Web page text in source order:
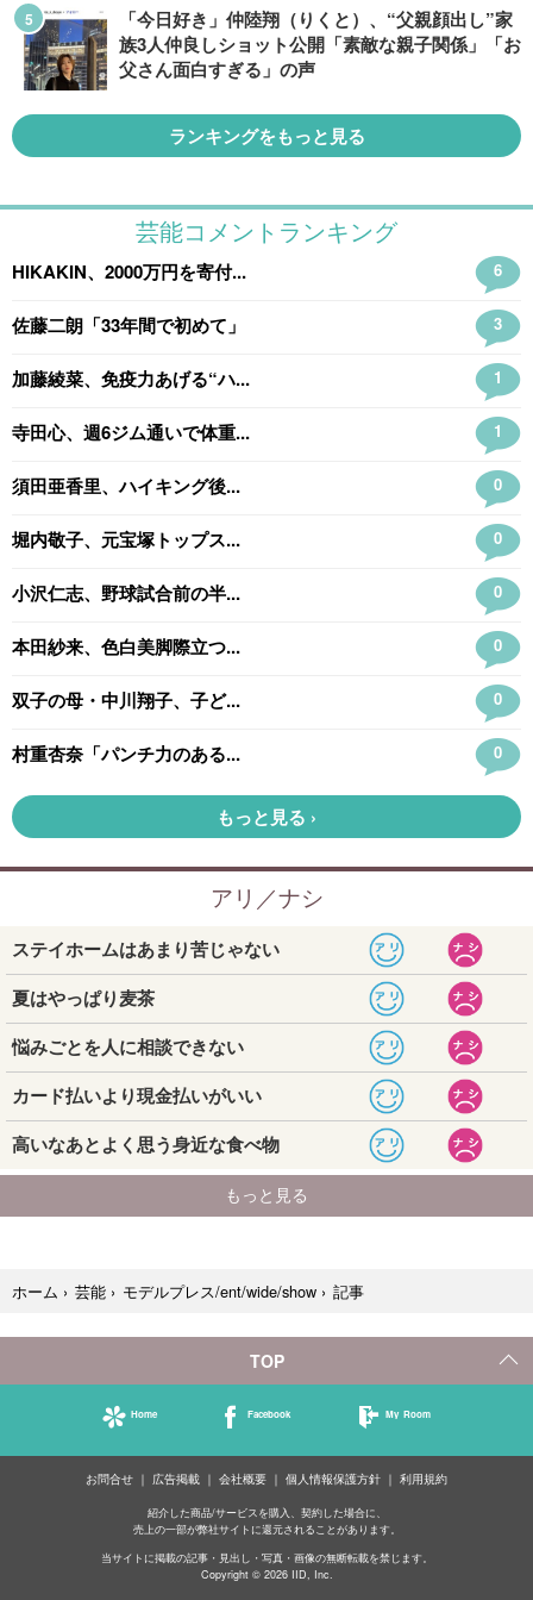
「今日好き」仲陸翔（りくと）、“父親顔出し”家
族3人仲良しショット公開「素敵な親子関係」「お
父さん面白すぎる」の声
ランキングをもっと見る
ホーム › 芸能 › モデルプレス/ent/wide/show › 記事
TOP
Home Facebook My Room
お問合せ 広告掲載 会社概要 個人情報保護方針 利用規約
紹介した商品/サービスを購入、契約した場合に、
売上の一部が弊社サイトに還元されることがあります。
当サイトに掲載の記事・見出し・写真・画像の無断転載を禁じます。
Copyright © 2026 IID, Inc.